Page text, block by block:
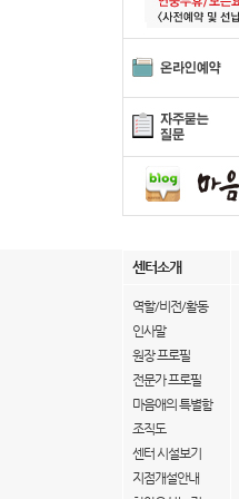
센터소개
역할/비전/활동
인사말
원장 프로필
전문가 프로필
마음애의 특별함
조직도
센터 시설보기
지점개설안내